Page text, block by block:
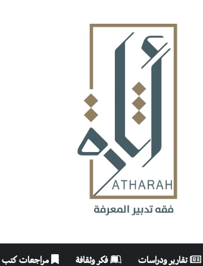
تقارير ودراسات فكر وثقافة مراجعات كتب